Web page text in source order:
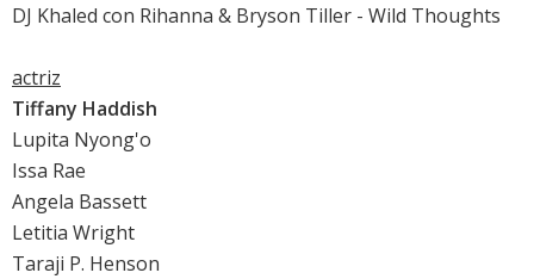
DJ Khaled con Rihanna & Bryson Tiller - Wild Thoughts
actriz
Tiffany Haddish
Lupita Nyong'o
Issa Rae
Angela Bassett
Letitia Wright
Taraji P. Henson